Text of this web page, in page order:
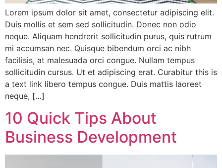
Lorem ipsum dolor sit amet, consectetur adipiscing elit.
Duis mollis et sem sed sollicitudin. Donec non odio
neque. Aliquam hendrerit sollicitudin purus, quis rutrum
mi accumsan nec. Quisque bibendum orci ac nibh
facilisis, at malesuada orci congue. Nullam tempus
sollicitudin cursus. Ut et adipiscing erat. Curabitur this is
a text link libero tempus congue. Duis mattis laoreet
neque, […]
10 Quick Tips About
Business Development